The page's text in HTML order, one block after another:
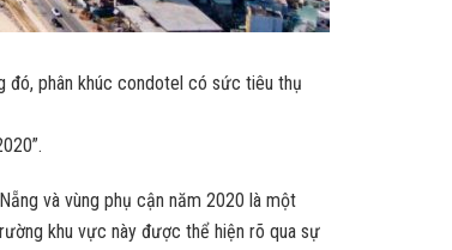
đó, phân khúc condotel có sức tiêu thụ
và vùng phụ cận năm 2020 là một
khu vực này được thể hiện rõ qua sự